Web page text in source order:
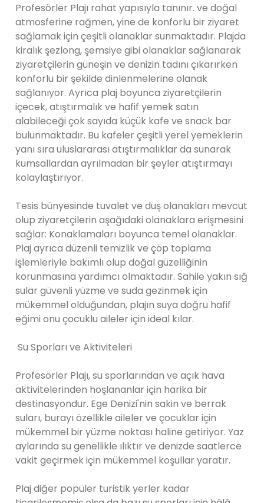
Profesörler Plajı rahat yapısıyla tanınır. ve doğal
atmosferine rağmen, yine de konforlu bir ziyaret
sağlamak için çeşitli olanaklar sunmaktadır. Plajda
kiralık şezlong, şemsiye gibi olanaklar sağlanarak
ziyaretçilerin güneşin ve denizin tadını çıkarırken
konforlu bir şekilde dinlenmelerine olanak
sağlanıyor. Ayrıca plaj boyunca ziyaretçilerin
içecek, atıştırmalık ve hafif yemek satın
alabileceği çok sayıda küçük kafe ve snack bar
bulunmaktadır. Bu kafeler çeşitli yerel yemeklerin
yanı sıra uluslararası atıştırmalıklar da sunarak
kumsallardan ayrılmadan bir şeyler atıştırmayı
kolaylaştırıyor.
Tesis bünyesinde tuvalet ve duş olanakları mevcut
olup ziyaretçilerin aşağıdaki olanaklara erişmesini
sağlar: Konaklamaları boyunca temel olanaklar.
Plaj ayrıca düzenli temizlik ve çöp toplama
işlemleriyle bakımlı olup doğal güzelliğinin
korunmasına yardımcı olmaktadır. Sahile yakın sığ
sular güvenli yüzme ve suda gezinmek için
mükemmel olduğundan, plajın suya doğru hafif
eğimi onu çocuklu aileler için ideal kılar.
Su Sporları ve Aktiviteleri
Profesörler Plajı, su sporlarından ve açık hava
aktivitelerinden hoşlananlar için harika bir
destinasyondur. Ege Denizi'nin sakin ve berrak
suları, burayı özellikle aileler ve çocuklar için
mükemmel bir yüzme noktası haline getiriyor. Yaz
aylarında su genellikle ılıktır ve denizde saatlerce
vakit geçirmek için mükemmel koşullar yaratır.
Plaj diğer popüler turistik yerler kadar